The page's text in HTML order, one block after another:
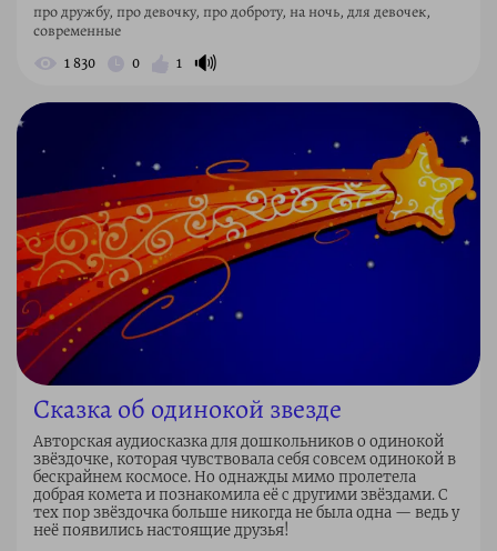
про дружбу, про девочку, про доброту, на ночь, для девочек,
современные
1 830 0 1 🔊
Сказка об одинокой звезде
Авторская аудиосказка для дошкольников о одинокой
звёздочке, которая чувствовала себя совсем одинокой в
бескрайнем космосе. Но однажды мимо пролетела
добрая комета и познакомила её с другими звёздами. С
тех пор звёздочка больше никогда не была одна — ведь у
неё появились настоящие друзья!